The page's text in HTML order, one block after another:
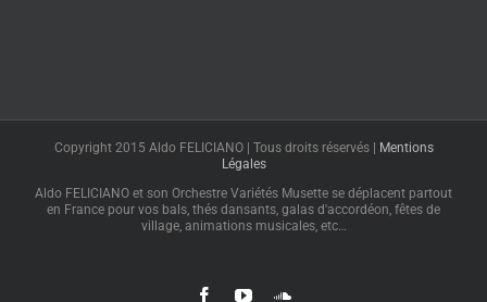
Copyright 2015 Aldo FELICIANO | Tous droits réservés |
Mentions
Légales
Aldo FELICIANO et son Orchestre Variétés Musette se déplacent partout
en France pour vos bals, thés dansants, galas d'accordéon, fêtes de
village, animations musicales, etc…
FacebookYouTubeSoundCloud